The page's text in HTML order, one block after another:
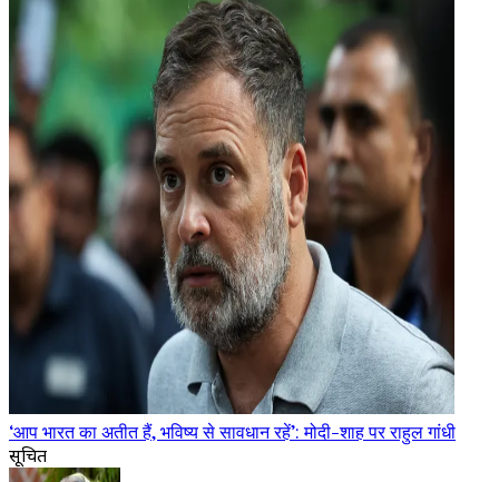
‘आप भारत का अतीत हैं, भविष्य से सावधान रहें’: मोदी-शाह पर राहुल गांधी
सूचित